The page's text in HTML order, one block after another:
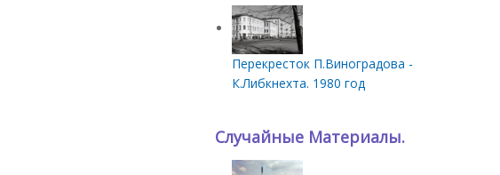
Перекресток П.Виноградова -
К.Либкнехта. 1980 год
Случайные Материалы.